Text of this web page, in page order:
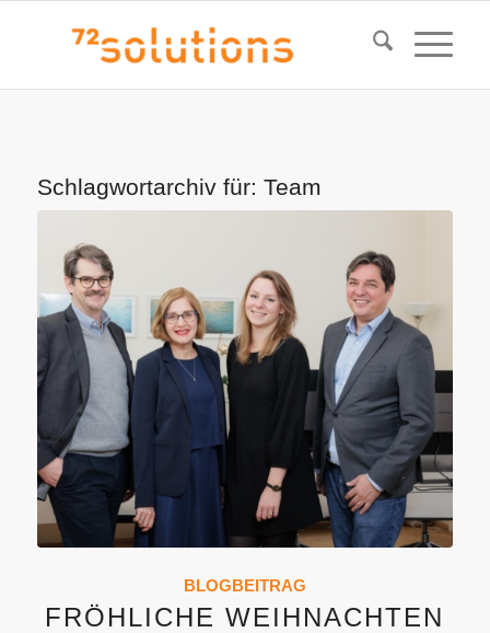
Schlagwortarchiv für: Team
BLOGBEITRAG
FRÖHLICHE WEIHNACHTEN